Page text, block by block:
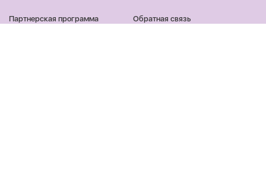
Партнерская программа Обратная связь